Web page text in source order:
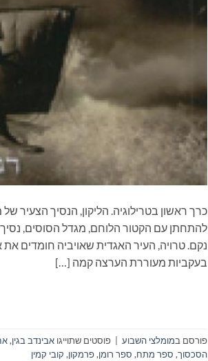
כרך ראשון בטרילוגיה. הליקון, הנסיך הצעיר
להתחתן עם הקטור הלוחם, מגדל הסוסים, נסיך
נקם. טרויה, העיר האגדית שאויביה חומדים את
בעקביות מעוררת הערצה קמה […]
פורסם במומלצי השבוע פוסטים שתוייגו אבינדב בגין,
הסכסוך, ספר מתח, ספר רומן,פרמקון, קובי קמין